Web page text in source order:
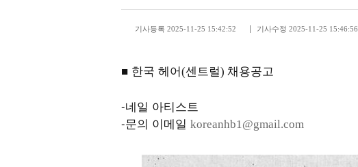
기사등록 2025-11-25 15:42:52 기사수정 2025-11-25 15:46:56
■ 한국 헤어(센트럴) 채용공고
-네일 아티스트
-문의 이메일 koreanhb1@gmail.com